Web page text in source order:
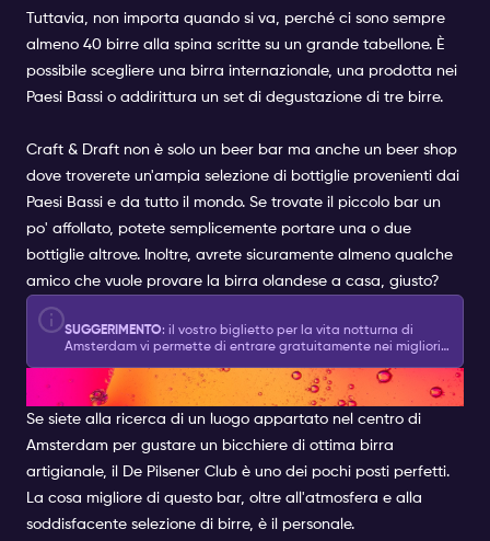
Tuttavia, non importa quando si va, perché ci sono sempre
almeno 40 birre alla spina scritte su un grande tabellone. È
possibile scegliere una birra internazionale, una prodotta nei
Paesi Bassi o addirittura un set di degustazione di tre birre.
Craft & Draft non è solo un beer bar ma anche un beer shop
dove troverete un'ampia selezione di bottiglie provenienti dai
Paesi Bassi e da tutto il mondo. Se trovate il piccolo bar un
po' affollato, potete semplicemente portare una o due
bottiglie altrove. Inoltre, avrete sicuramente almeno qualche
amico che vuole provare la birra olandese a casa, giusto?
SUGGERIMENTO: il vostro biglietto per la vita notturna di
Amsterdam vi permette di entrare gratuitamente nei migliori
DE PILSENER CLUB
Se siete alla ricerca di un luogo appartato nel centro di
Amsterdam per gustare un bicchiere di ottima birra
artigianale, il De Pilsener Club è uno dei pochi posti perfetti.
La cosa migliore di questo bar, oltre all'atmosfera e alla
soddisfacente selezione di birre, è il personale.